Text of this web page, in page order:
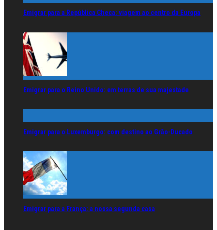
Emigrar para a República Checa: viagem ao centro da Europa
Emigrar para o Reino Unido: em terras de sua majestade
Emigrar para o Luxemburgo: com destino ao Grão-Ducado
Emigrar para a França: a nossa segunda casa